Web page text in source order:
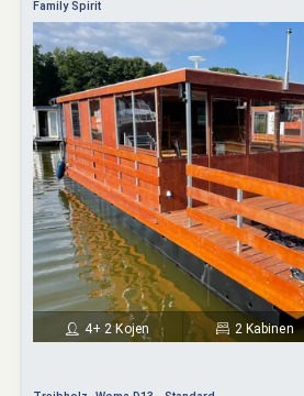
Family Spirit
4+ 2 Kojen 2 Kabinen